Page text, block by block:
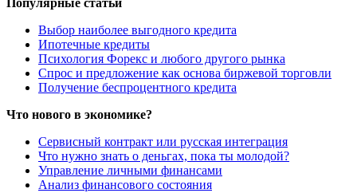
Популярные статьи
Выбор наиболее выгодного кредита
Ипотечные кредиты
Психология Форекс и любого другого рынка
Спрос и предложение как основа биржевой торговли
Получение беспроцентного кредита
Что нового в экономике?
Сервисный контракт или русская интеграция
Что нужно знать о деньгах, пока ты молодой?
Управление личными финансами
Анализ финансового состояния